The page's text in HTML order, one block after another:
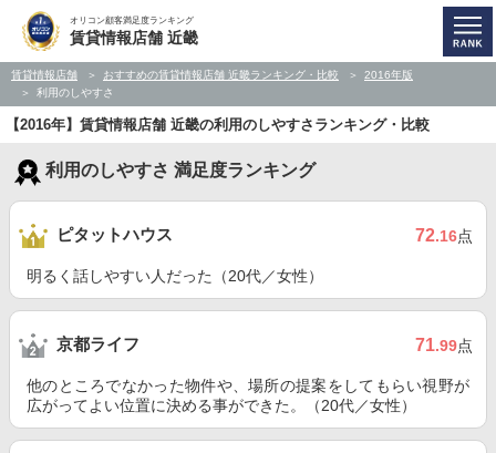
オリコン顧客満足度ランキング
賃貸情報店舗 近畿
賃貸情報店舗 おすすめの賃貸情報店舗 近畿ランキング・比較
2016年版
利用のしやすさ
【2016年】賃貸情報店舗 近畿の利用のしやすさランキング・比較
利用のしやすさ 満足度ランキング
ピタットハウス 72.16点
明るく話しやすい人だった（20代／女性）
京都ライフ 71.99点
他のところでなかった物件や、場所の提案をしてもらい視野が
広がってよい位置に決める事ができた。（20代／女性）